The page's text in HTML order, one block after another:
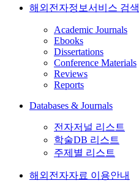
해외전자정보서비스 검색
Academic Journals
Ebooks
Dissertations
Conference Materials
Reviews
Reports
Databases & Journals
전자저널 리스트
학술DB 리스트
주제별 리스트
해외전자자료 이용안내